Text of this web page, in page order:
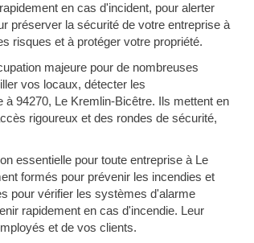
en cas d'incident, pour alerter
préserver la sécurité de votre entreprise à
risques et à protéger votre propriété.
majeure pour de nombreuses
vos locaux, détecter les
94270, Le Kremlin-Bicêtre. Ils mettent en
rigoureux et des rondes de sécurité,
essentielle pour toute entreprise à Le
formés pour prévenir les incendies et
pour vérifier les systèmes d'alarme
rapidement en cas d'incendie. Leur
et de vos clients.